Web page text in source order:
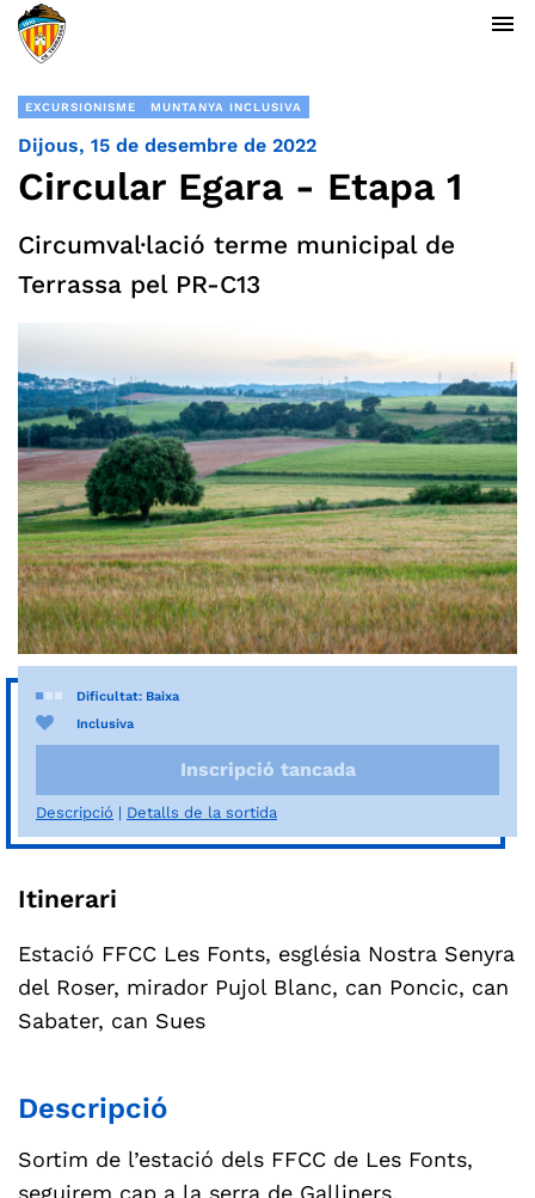
menu
EXCURSIONISME MUNTANYA INCLUSIVA
Dijous, 15 de desembre de 2022
Circular Egara - Etapa 1
Circumval·lació terme municipal de
Terrassa pel PR-C13
Dificultat: Baixa
Inclusiva
Inscripció tancada
Descripció Detalls de la sortida
Itinerari
Estació FFCC Les Fonts, església Nostra Senyra
del Roser, mirador Pujol Blanc, can Poncic, can
Sabater, can Sues
Descripció
Sortim de l’estació dels FFCC de Les Fonts,
seguirem cap a la serra de Galliners.